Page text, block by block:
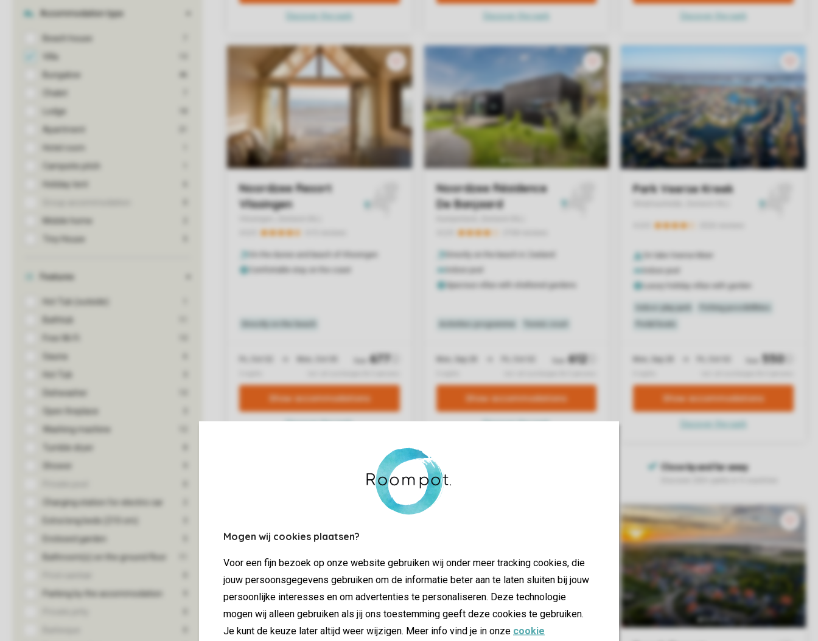
Mogen wij cookies plaatsen?
Voor een fijn bezoek op onze website gebruiken wij onder meer tracking cookies, die
jouw persoonsgegevens gebruiken om de informatie beter aan te laten sluiten bij jouw
persoonlijke interesses en om advertenties te personaliseren. Deze technologie
mogen wij alleen gebruiken als jij ons toestemming geeft deze cookies te gebruiken.
Je kunt de keuze later altijd weer wijzigen. Meer info vind je in onze cookie